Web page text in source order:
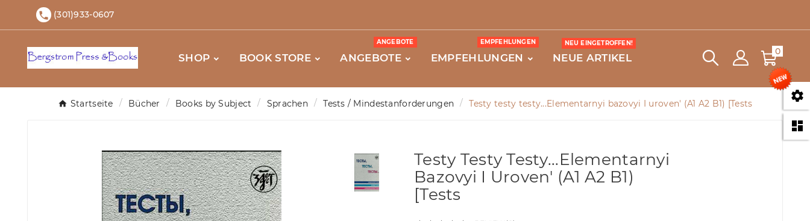


 (301)933-0607
SHOP BOOK STORE ANGEBOTE
ANGEBOTE
EMPFEHLUNGEN
EMPFEHLUNGEN
NEUE ARTIKEL
NEU EINGETROFFEN!
0
Startseite Bücher Books by Subject Sprachen Tests / Mindestanforderungen Testy testy testy...Elementarnyi bazovyi I uroven' (A1 A2 B1) [Tests
Testy Testy Testy...Elementarnyi
Bazovyi I Uroven' (A1 A2 B1)
[Tests